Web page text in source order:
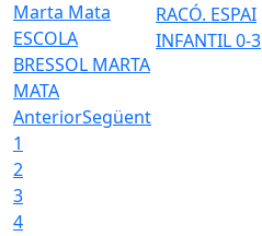
ESCOLA
BRESSOL MARTA
MATA
RACÓ. ESPAI
INFANTIL 0-3
AnteriorSegüent
1
2
3
4